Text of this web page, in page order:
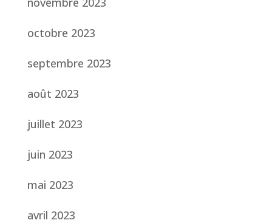
octobre 2023
septembre 2023
août 2023
juillet 2023
juin 2023
mai 2023
avril 2023